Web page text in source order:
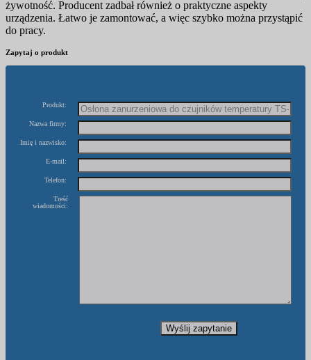
żywotność. Producent zadbał również o praktyczne aspekty
urządzenia. Łatwo je zamontować, a więc szybko można przystąpić
do pracy.
Zapytaj o produkt
Produkt:
Nazwa firmy:
Imię i nazwisko:
E-mail:
Telefon:
Treść
wiadomości: